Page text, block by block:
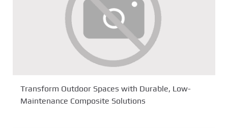
Transform Outdoor Spaces with Durable, Low-
Maintenance Composite Solutions